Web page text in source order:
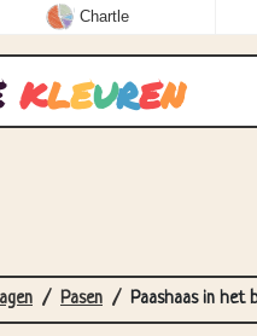
Chartle
kleuren
Pasen Paashaas in het